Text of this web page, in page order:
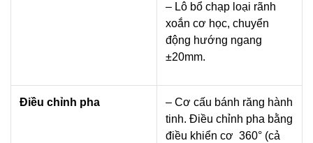
– Lô bổ chạp loại rãnh
xoắn cơ học, chuyển
động hướng ngang
±20mm.
Điều chỉnh pha
– Cơ cấu bánh răng hành
tinh. Điều chỉnh pha bằng
điều khiển cơ 360° (cả